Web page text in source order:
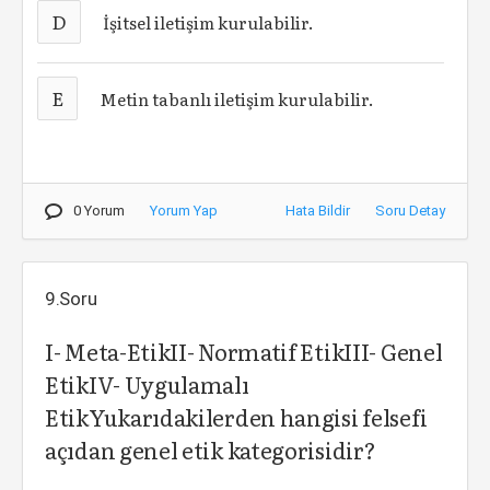
D İşitsel iletişim kurulabilir.
E Metin tabanlı iletişim kurulabilir.
0 Yorum Yorum Yap Hata Bildir Soru Detay
9.Soru
I- Meta-EtikII- Normatif EtikIII- Genel
EtikIV- Uygulamalı
EtikYukarıdakilerden hangisi felsefi
açıdan genel etik kategorisidir?